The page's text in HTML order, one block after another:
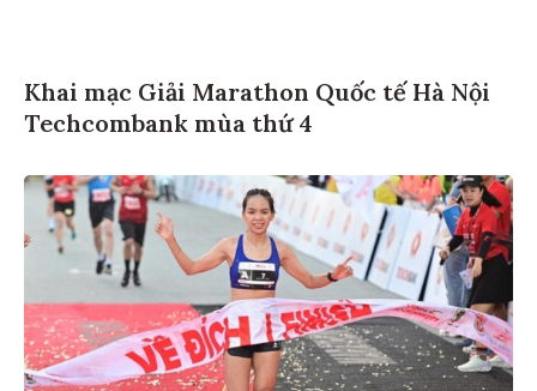
Khai mạc Giải Marathon Quốc tế Hà Nội
Techcombank mùa thứ 4